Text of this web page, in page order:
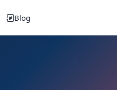
Blog